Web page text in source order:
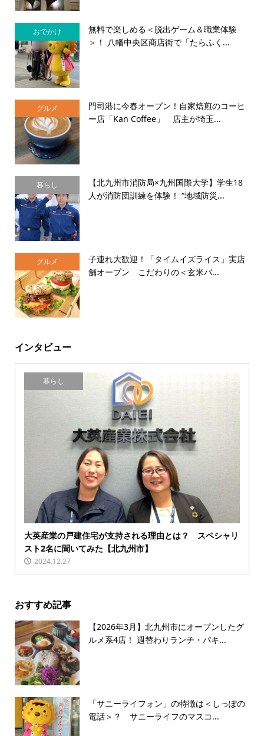
おでかけ
無料で楽しめる＜脱出ゲーム＆職業体験
＞！ 八幡中央区商店街で「たらふく...
グルメ
門司港に今春オープン！自家焙煎のコーヒ
ー店「Kan Coffee」 店主が埼玉...
暮らし
【北九州市消防局×九州国際大学】学生18
人が消防団訓練を体験！ “地域防災...
グルメ
子連れ大歓迎！「タイムイズライス」実店
舗オープン こだわりの＜玄米バ...
インタビュー
暮らし
大英産業の戸建住宅が支持される理由とは？ スペシャリ
スト2名に聞いてみた【北九州市】
2024.12.27
おすすめ記事
【2026年3月】北九州市にオープンしたグ
ルメ系4店！ 週替わりランチ・パキ...
「サニーライフォン」の特徴は＜しっぽの
電話＞？ サニーライフのマスコ...